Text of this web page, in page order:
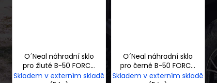
O´Neal náhradní sklo
pro žluté B-50 FORCE,
šedé
Skladem v externím skladě
O´Neal náhradní sklo
pro černé B-50 FORCE,
šedé
Skladem v externím skladě